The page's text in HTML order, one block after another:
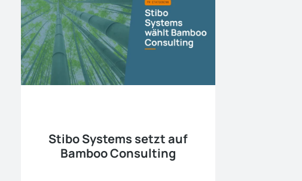
Stibo Systems setzt auf
Bamboo Consulting